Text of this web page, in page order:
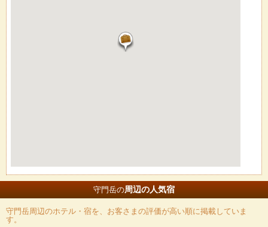
守門岳の周辺の人気宿
守門岳周辺のホテル・宿を、お客さまの評価が高い順に掲載していま
す。